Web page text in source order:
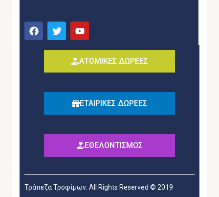
ΑΤΟΜΙΚΕΣ ΔΩΡΕΕΣ
ΕΤΑΙΡΙΚΕΣ ΔΩΡΕΕΣ
ΕΘΕΛΟΝΤΙΣΜΟΣ
Τράπεζα Τροφίμων. All Rights Reserved © 2019